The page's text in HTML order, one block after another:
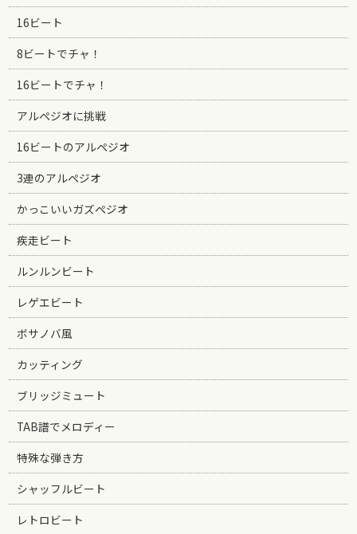
16ビート
8ビートでチャ！
16ビートでチャ！
アルペジオに挑戦
16ビートのアルペジオ
3連のアルペジオ
かっこいいガズペジオ
疾走ビート
ルンルンビート
レゲエビート
ボサノバ風
カッティング
ブリッジミュート
TAB譜でメロディー
特殊な弾き方
シャッフルビート
レトロビート